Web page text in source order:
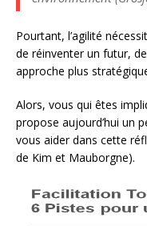
Pourtant, l’agilité
de réinventer un futur,
approche plus
Alors, vous qui êtes
propose aujourd’hui un
vous aider dans cette
de Kim et Mauborgne).